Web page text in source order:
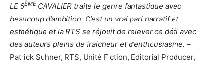
LE 5ÈME CAVALIER traite le genre fantastique avec
beaucoup d’ambition. C’est un vrai pari narratif et
esthétique et la RTS se réjouit de relever ce défi avec
des auteurs pleins de fraîcheur et d’enthousiasme. –
Patrick Suhner, RTS, Unité Fiction, Editorial Producer,